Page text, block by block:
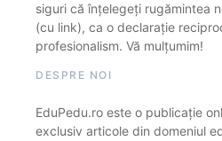
siguri că înțelegeți rugămintea
(cu link), ca o declarație
profesionalism. Vă mulțumim!
DESPRE NOI
EduPedu.ro este o publicație
exclusiv articole din domeniul